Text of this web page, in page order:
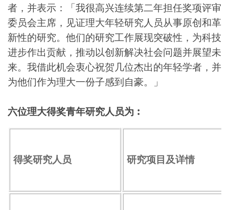
者，并表示：「我很高兴连续第二年担任奖项评审
委员会主席，见证理大年轻研究人员从事原创和革
新性的研究。他们的研究工作展现突破性，为科技
进步作出贡献，推动以创新解决社会问题并展望未
来。我借此机会衷心祝贺几位杰出的年轻学者，并
为他们作为理大一份子感到自豪。」
六位理大得奖青年研究人员为︰
得奖研究人员 研究项目及详情